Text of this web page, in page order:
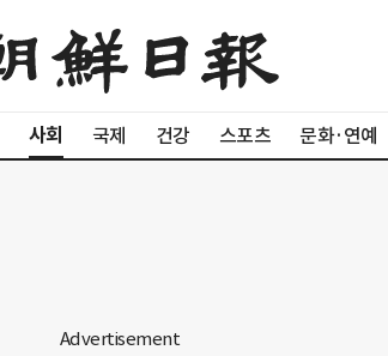
사회 국제 건강 스포츠 문화·연예